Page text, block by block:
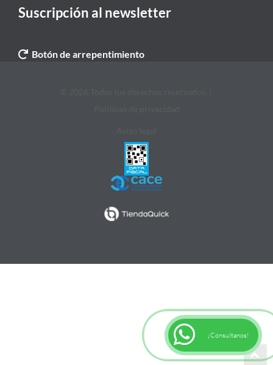
Suscripción al newsletter
Botón de arrepentimiento
¡Consultanos!